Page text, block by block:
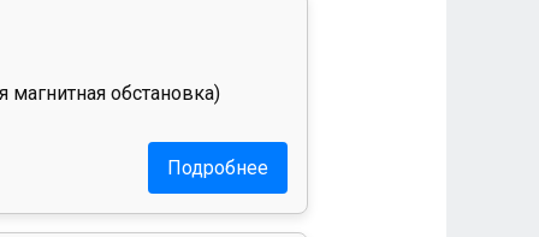
магнитная обстановка)
Подробнее